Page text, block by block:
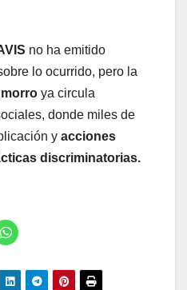
no ha emitido
lo ocurrido, pero la
ya circula
donde miles de
y acciones
discriminatorias.